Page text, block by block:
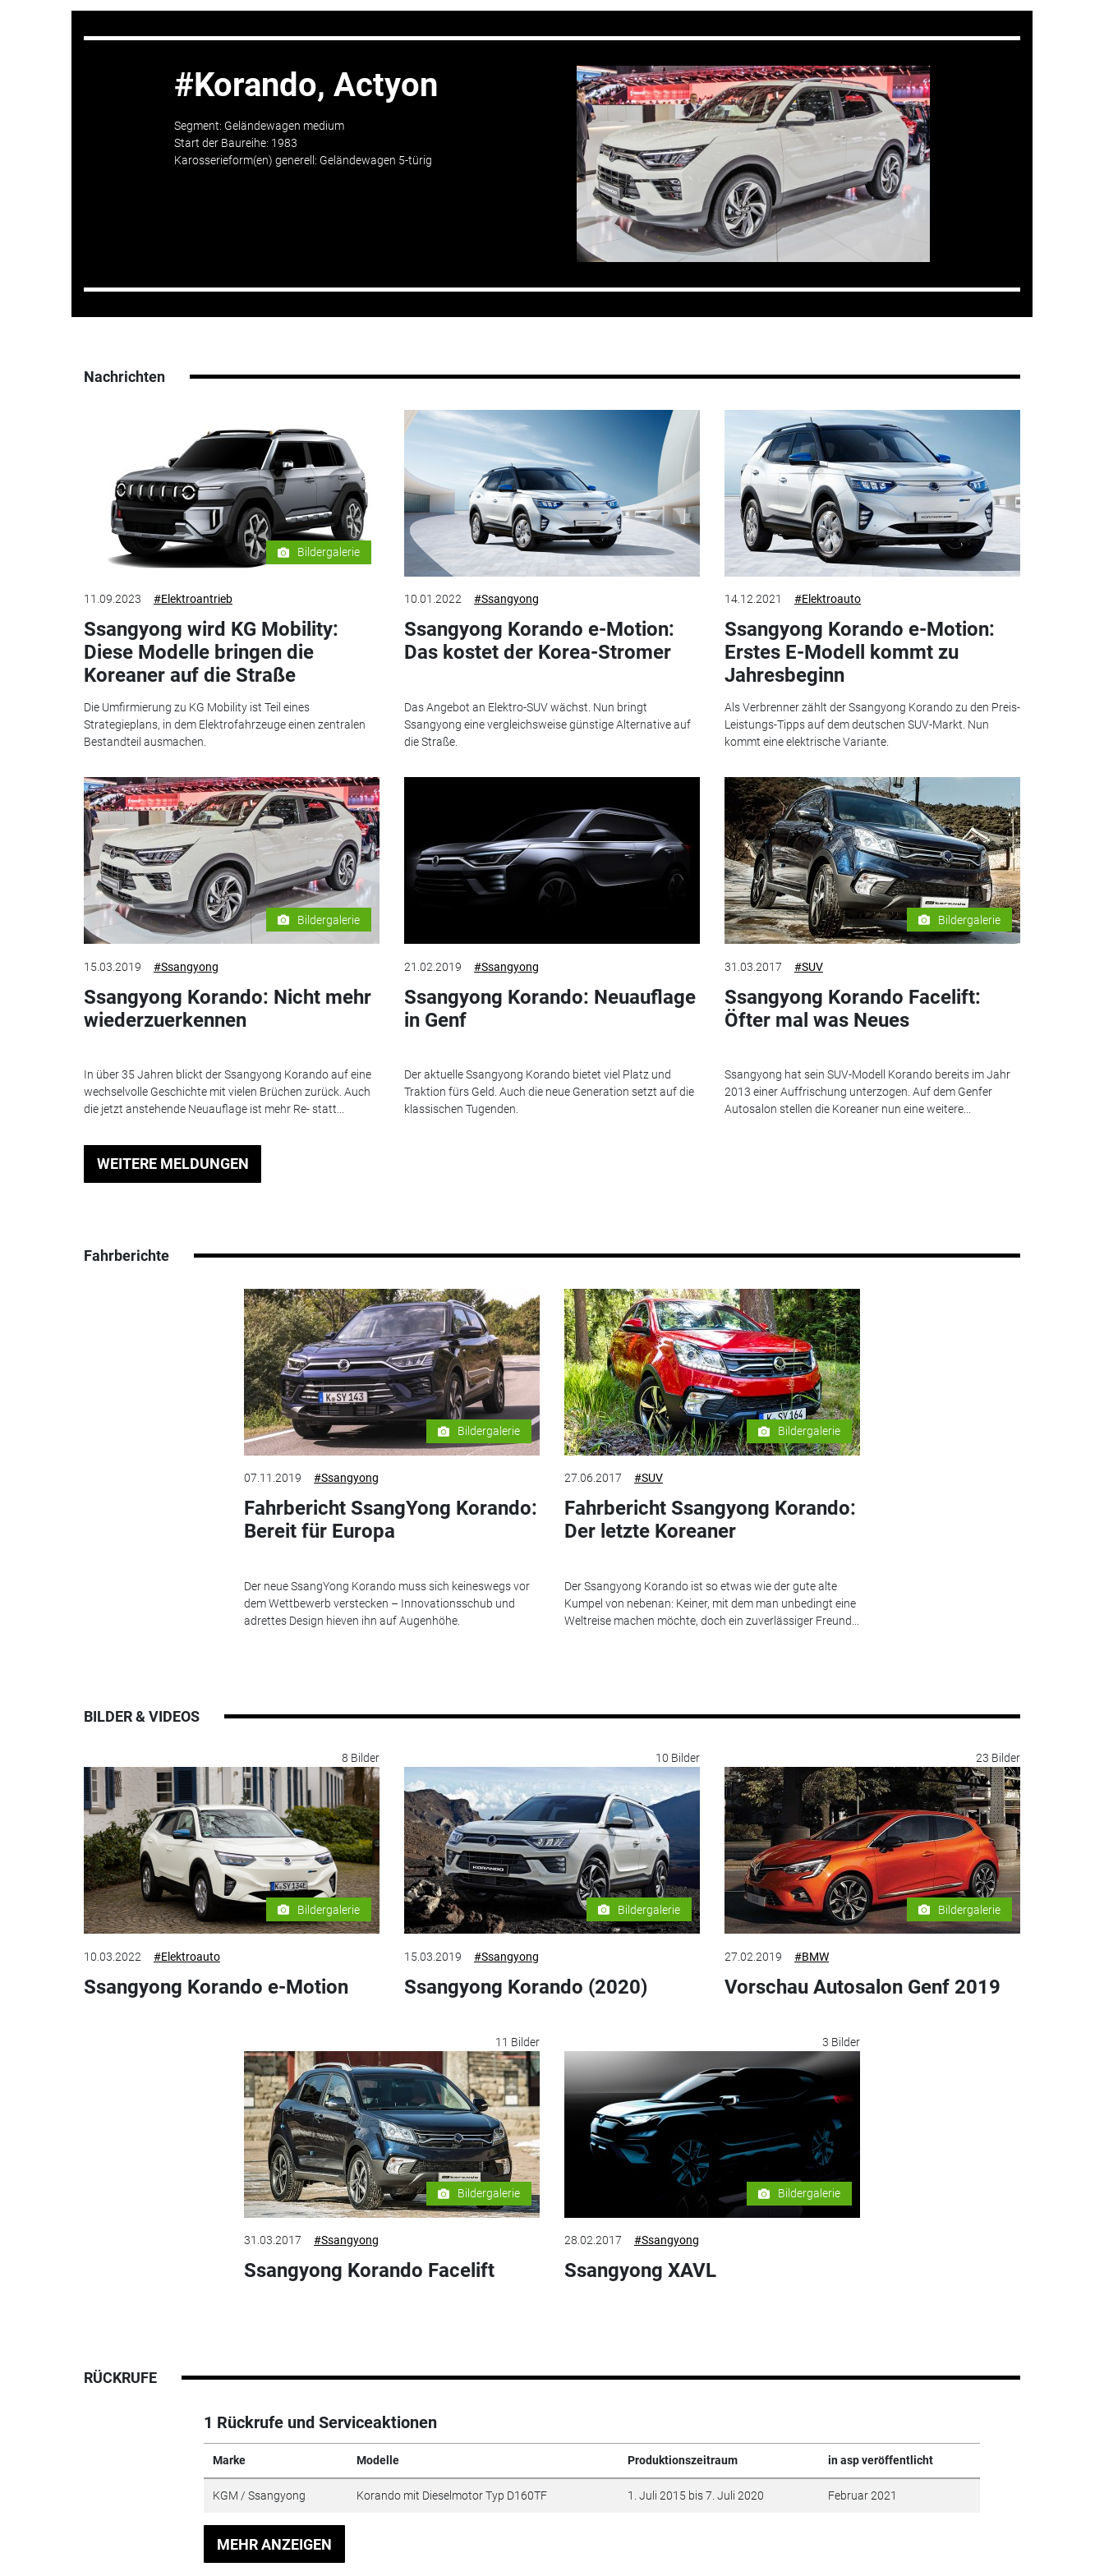
Korando, Actyon
Segment: Geländewagen medium
Start der Baureihe: 1983
Karosserieform(en) generell: Geländewagen 5-türig
Nachrichten
Bildergalerie
11.09.2023 #Elektroantrieb
Ssangyong wird KG Mobility:
Diese Modelle bringen die
Koreaner auf die Straße
Die Umfirmierung zu KG Mobility ist Teil eines
Strategieplans, in dem Elektrofahrzeuge einen zentralen
Bestandteil ausmachen.
10.01.2022 #Ssangyong
Ssangyong Korando e-Motion:
Das kostet der Korea-Stromer
Das Angebot an Elektro-SUV wächst. Nun bringt
Ssangyong eine vergleichsweise günstige Alternative auf
die Straße.
14.12.2021 #Elektroauto
Ssangyong Korando e-Motion:
Erstes E-Modell kommt zu
Jahresbeginn
Als Verbrenner zählt der Ssangyong Korando zu den Preis-
Leistungs-Tipps auf dem deutschen SUV-Markt. Nun
kommt eine elektrische Variante.
Bildergalerie
15.03.2019 #Ssangyong
Ssangyong Korando: Nicht mehr
wiederzuerkennen
In über 35 Jahren blickt der Ssangyong Korando auf eine
wechselvolle Geschichte mit vielen Brüchen zurück. Auch
die jetzt anstehende Neuauflage ist mehr Re- statt...
21.02.2019 #Ssangyong
Ssangyong Korando: Neuauflage
in Genf
Der aktuelle Ssangyong Korando bietet viel Platz und
Traktion fürs Geld. Auch die neue Generation setzt auf die
klassischen Tugenden.
Bildergalerie
31.03.2017 #SUV
Ssangyong Korando Facelift:
Öfter mal was Neues
Ssangyong hat sein SUV-Modell Korando bereits im Jahr
2013 einer Auffrischung unterzogen. Auf dem Genfer
Autosalon stellen die Koreaner nun eine weitere...
WEITERE MELDUNGEN
Fahrberichte
Bildergalerie
07.11.2019 #Ssangyong
Fahrbericht SsangYong Korando:
Bereit für Europa
Der neue SsangYong Korando muss sich keineswegs vor
dem Wettbewerb verstecken – Innovationsschub und
adrettes Design hieven ihn auf Augenhöhe.
Bildergalerie
27.06.2017 #SUV
Fahrbericht Ssangyong Korando:
Der letzte Koreaner
Der Ssangyong Korando ist so etwas wie der gute alte
Kumpel von nebenan: Keiner, mit dem man unbedingt eine
Weltreise machen möchte, doch ein zuverlässiger Freund...
BILDER & VIDEOS
8 Bilder
Bildergalerie
10.03.2022 #Elektroauto
Ssangyong Korando e-Motion
10 Bilder
Bildergalerie
15.03.2019 #Ssangyong
Ssangyong Korando (2020)
23 Bilder
Bildergalerie
27.02.2019 #BMW
Vorschau Autosalon Genf 2019
11 Bilder
Bildergalerie
31.03.2017 #Ssangyong
Ssangyong Korando Facelift
3 Bilder
Bildergalerie
28.02.2017 #Ssangyong
Ssangyong XAVL
RÜCKRUFE
1 Rückrufe und Serviceaktionen
Marke Modelle Produktionszeitraum in asp veröffentlicht
KGM / Ssangyong Korando mit Dieselmotor Typ D160TF 1. Juli 2015 bis 7. Juli 2020 Februar 2021
MEHR ANZEIGEN